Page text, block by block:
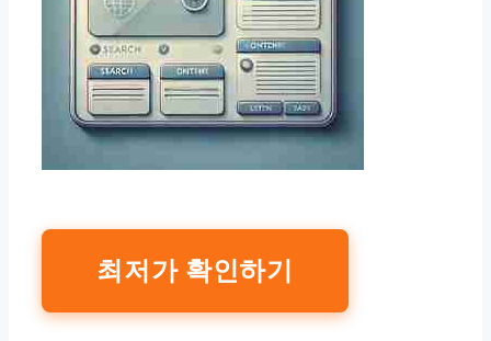
최저가 확인하기